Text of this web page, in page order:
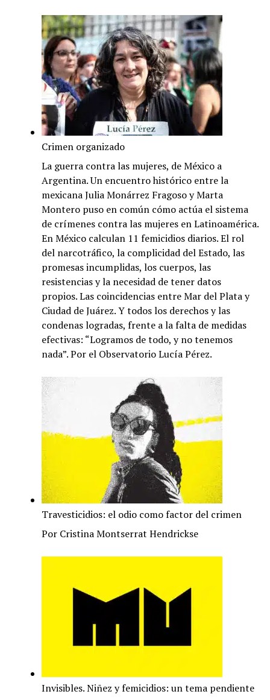
Crimen organizado
La guerra contra las mujeres, de México a
Argentina. Un encuentro histórico entre la
mexicana Julia Monárrez Fragoso y Marta
Montero puso en común cómo actúa el sistema
de crímenes contra las mujeres en Latinoamérica.
En México calculan 11 femicidios diarios. El rol
del narcotráfico, la complicidad del Estado, las
promesas incumplidas, los cuerpos, las
resistencias y la necesidad de tener datos
propios. Las coincidencias entre Mar del Plata y
Ciudad de Juárez. Y todos los derechos y las
condenas logradas, frente a la falta de medidas
efectivas: “Logramos de todo, y no tenemos
nada”. Por el Observatorio Lucía Pérez.
Travesticidios: el odio como factor del crimen
Por Cristina Montserrat Hendrickse
Invisibles. Niñez y femicidios: un tema pendiente